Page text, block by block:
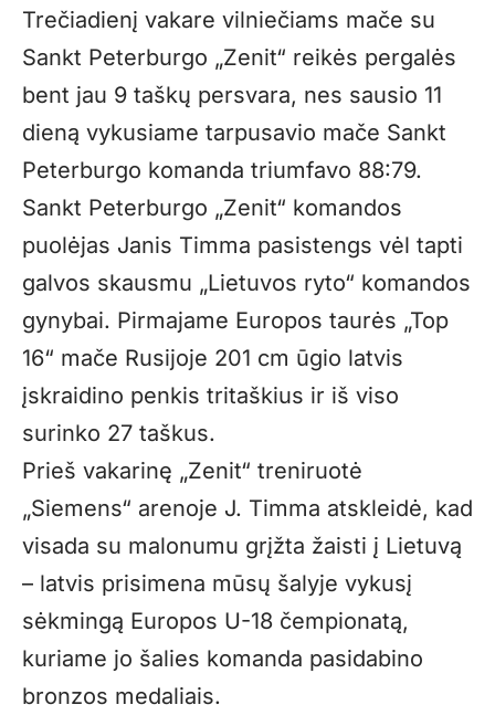
Trečiadienį vakare vilniečiams mače su
Sankt Peterburgo „Zenit“ reikės pergalės
bent jau 9 taškų persvara, nes sausio 11
dieną vykusiame tarpusavio mače Sankt
Peterburgo komanda triumfavo 88:79.
Sankt Peterburgo „Zenit“ komandos
puolėjas Janis Timma pasistengs vėl tapti
galvos skausmu „Lietuvos ryto“ komandos
gynybai. Pirmajame Europos taurės „Top
16“ mače Rusijoje 201 cm ūgio latvis
įskraidino penkis tritaškius ir iš viso
surinko 27 taškus.
Prieš vakarinę „Zenit“ treniruotė
„Siemens“ arenoje J. Timma atskleidė, kad
visada su malonumu grįžta žaisti į Lietuvą
– latvis prisimena mūsų šalyje vykusį
sėkmingą Europos U-18 čempionatą,
kuriame jo šalies komanda pasidabino
bronzos medaliais.